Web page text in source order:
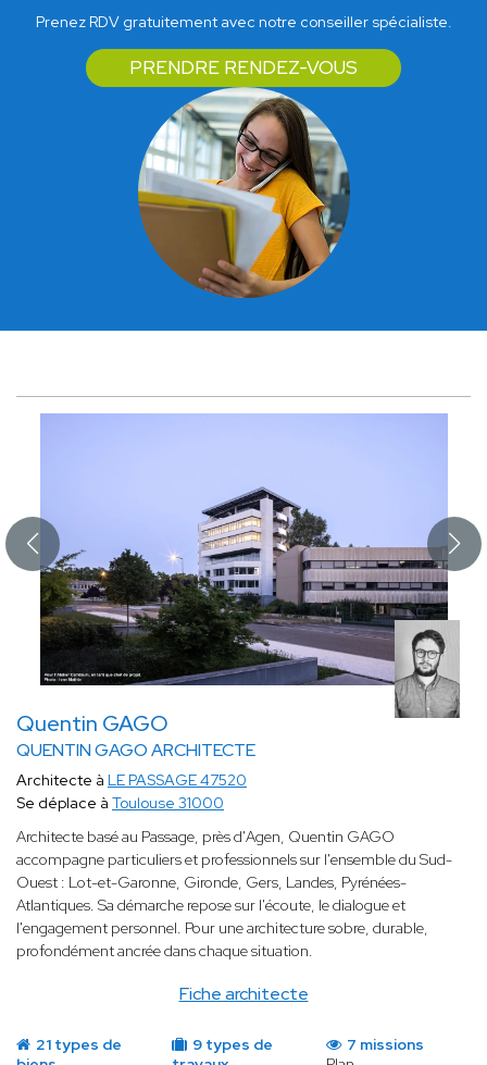
Prenez RDV gratuitement avec notre conseiller spécialiste.
PRENDRE RENDEZ-VOUS
Quentin GAGO
QUENTIN GAGO ARCHITECTE
Fiche architecte
Architecte à LE PASSAGE 47520
Se déplace à Toulouse 31000
Architecte basé au Passage, près d'Agen, Quentin GAGO
accompagne particuliers et professionnels sur l'ensemble du Sud-
Ouest : Lot-et-Garonne, Gironde, Gers, Landes, Pyrénées-
Atlantiques. Sa démarche repose sur l'écoute, le dialogue et
l'engagement personnel. Pour une architecture sobre, durable,
profondément ancrée dans chaque situation.
21 types de
9 types de
7 missions